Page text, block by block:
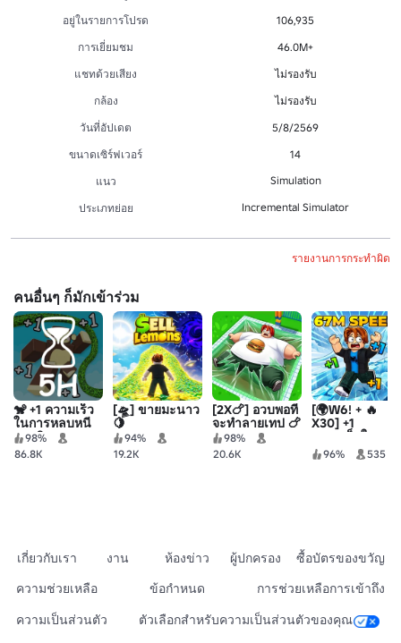
อยู่ในรายการโปรด
106,935
การเยี่ยมชม
46.0M+
แชทด้วยเสียง
ไม่รองรับ
กล้อง
ไม่รองรับ
วันที่อัปเดต
5/8/2569
ขนาดเซิร์ฟเวอร์
14
แนว
Simulation
ประเภทย่อย Incremental Simulator
รายงานการกระทำผิด
คนอื่นๆ ก็มักเข้าร่วม
🐒 +1 ความเร็ว
ในการหลบหนี
ของลิง
98%
86.8K
[🛸] ขายมะนาว
🍋
94%
19.2K
[2X🍗] อวบพอที่
จะทำลายเทป 🍗
98%
20.6K
[🌍W6! + 🔥
X30] +1
ความเร็วในการ
หลบหนี 67!
96% 535
เกี่ยวกับเรา งาน ห้องข่าว ผู้ปกครอง
ซื้อบัตรของขวัญ
ความช่วยเหลือ
ข้อกำหนด
การช่วยเหลือการเข้าถึง
ความเป็นส่วนตัว
ตัวเลือกสำหรับความเป็นส่วนตัวของคุณ